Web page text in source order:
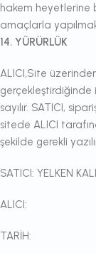
hakem heyetlerine
amaçlarla
14. YÜRÜRLÜK
ALICI,Site
gerçekleştirdiğinde
sayılır. SATICI,
sitede ALICI
şekilde gerekli
SATICI: YELKEN
ALICI:
TARİH: